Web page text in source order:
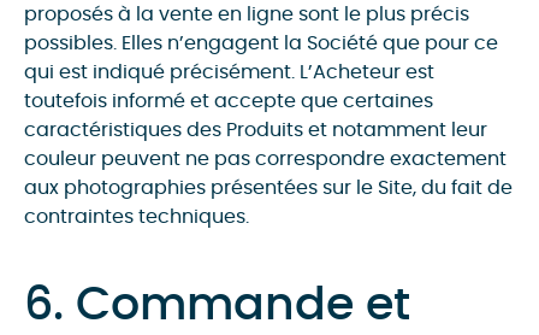
proposés à la vente en ligne sont le plus précis
possibles. Elles n’engagent la Société que pour ce
qui est indiqué précisément. L’Acheteur est
toutefois informé et accepte que certaines
caractéristiques des Produits et notamment leur
couleur peuvent ne pas correspondre exactement
aux photographies présentées sur le Site, du fait de
contraintes techniques.
6. Commande et